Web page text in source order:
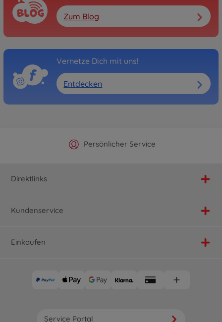
Zum Blog
Vernetze Dich mit uns!
Entdecken
Offizieller Hersteller Shop
Persönlicher Service
Versandkostenfrei ab 25€
Schnelle Lieferung
Direktlinks
Kundenservice
Einkaufen
Service Portal